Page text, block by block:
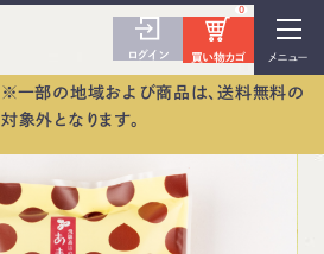
メニュー
ログイン 買い物カゴ
0
※一部の地域および商品は、送料無料の
対象外となります。